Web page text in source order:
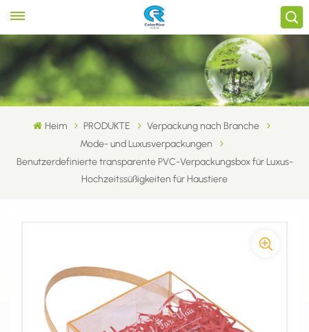
Heim PRODUKTE
Verpackung nach Branche
Mode- und Luxusverpackungen
Benutzerdefinierte transparente PVC-Verpackungsbox für Luxus-
Hochzeitssüßigkeiten für Haustiere